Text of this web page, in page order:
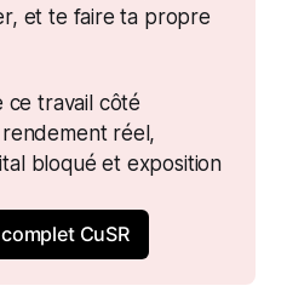
et te faire ta propre
ce travail côté
réel,
bloqué et exposition
CuSR